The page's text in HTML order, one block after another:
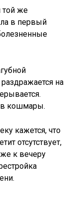
той же
в первый
на
в кошмары.
кажется, что
отсутствует,
к вечеру